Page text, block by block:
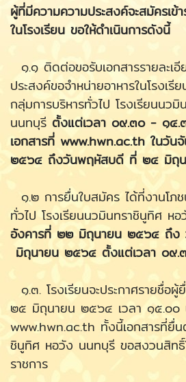
ผู้ที่มีความความประสงค์จะสมัครเข้
ในโรงเรียน ขอให้ดำเนินการดังนี้
๑.๑ ติดต่อขอรับเอกสารรายละเ
ประสงค์ขอจำหน่ายอาหารในโรงเรี
กลุ่มการบริหารทั่วไป โรงเรียนนว
นนทบุรี ตั้งแต่เวลา ๐๙.๓๐ - ๑๔.
เอกสารที่ www.hwn.ac.th ในวั
๒๕๖๔ ถึงวันพฤหัสบดี ที่ ๒๔ มิถุ
๑.๒ การยื่นใบสมัคร ได้ที่งานโภ
ทั่วไป โรงเรียนนวมินทราชินูทิศ ห
อังคารที่ ๒๒ มิถุนายน ๒๕๖๔ ถึ
มิถุนายน ๒๕๖๔ ตั้งแต่เวลา ๐๙
๑.๓. โรงเรียนจะประกาศรายชื่อ
๒๕ มิถุนายน ๒๕๖๔ เวลา ๑๕.๐๐
www.hwn.ac.th ทั้งนี้เอกสารที่ยื่น
ชินูทิศ หอวัง นนทบุรี ขอสงวนสิทธิ์
ราชการ